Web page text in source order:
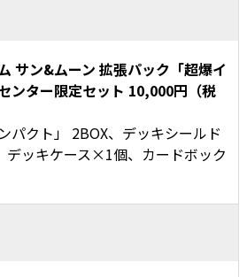
サン&ムーン 拡張パック「超爆イ
ンター限定セット 10,000円（税
クト」 2BOX、 デッキシールド
ッキケース×1個、カードボック